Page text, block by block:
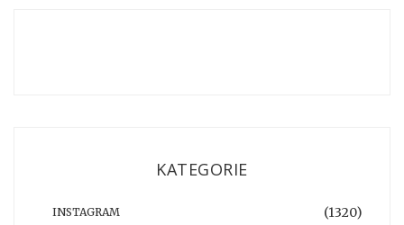
KATEGORIE
INSTAGRAM (1320)